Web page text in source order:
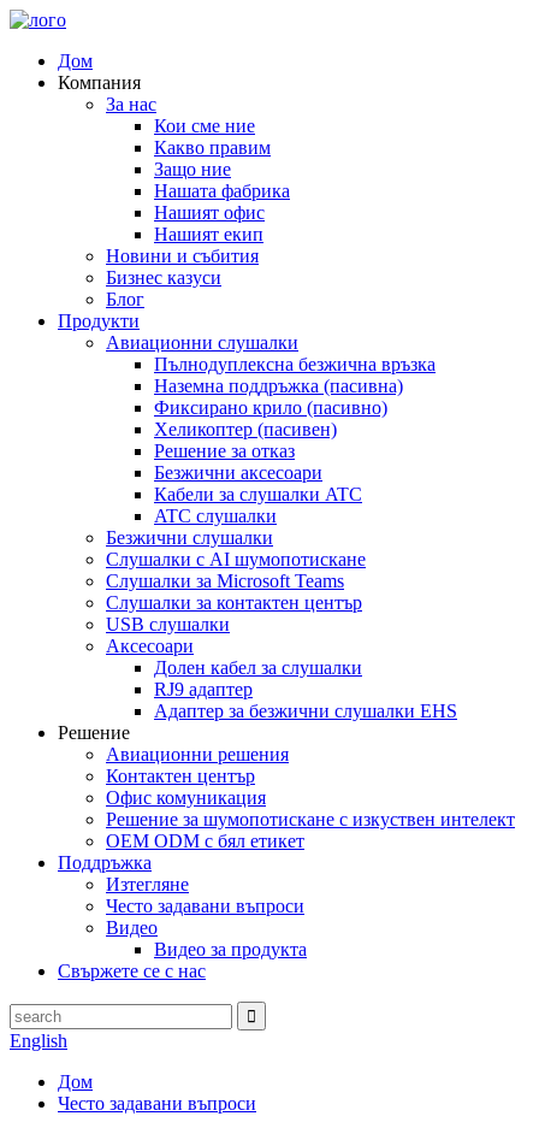
Дом
Компания
За нас
Кои сме ние
Какво правим
Защо ние
Нашата фабрика
Нашият офис
Нашият екип
Новини и събития
Бизнес казуси
Блог
Продукти
Авиационни слушалки
Пълнодуплексна безжична връзка
Наземна поддръжка (пасивна)
Фиксирано крило (пасивно)
Хеликоптер (пасивен)
Решение за отказ
Безжични аксесоари
Кабели за слушалки ATC
ATC слушалки
Безжични слушалки
Слушалки с AI шумопотискане
Слушалки за Microsoft Teams
Слушалки за контактен център
USB слушалки
Аксесоари
Долен кабел за слушалки
RJ9 адаптер
Адаптер за безжични слушалки EHS
Решение
Авиационни решения
Контактен център
Офис комуникация
Решение за шумопотискане с изкуствен интелект
OEM ODM с бял етикет
Поддръжка
Изтегляне
Често задавани въпроси
Видео
Видео за продукта
Свържете се с нас
English
Дом
Често задавани въпроси